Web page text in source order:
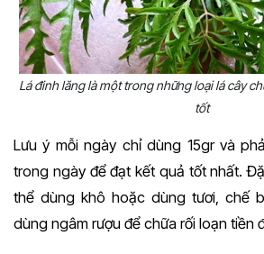
Lá đinh lăng là một trong những loại lá cây
tốt
Lưu ý mỗi ngày chỉ dùng 15gr và
trong ngày để đạt kết quả tốt nhất.
thể dùng khô hoặc dùng tươi, chế
dùng ngâm rượu để chữa rối loạn tiền